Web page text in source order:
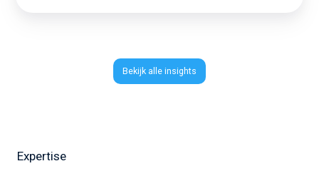
Bekijk alle insights
Expertise